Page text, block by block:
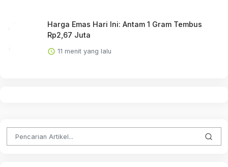
Harga Emas Hari Ini: Antam 1 Gram Tembus
Rp2,67 Juta
11 menit yang lalu